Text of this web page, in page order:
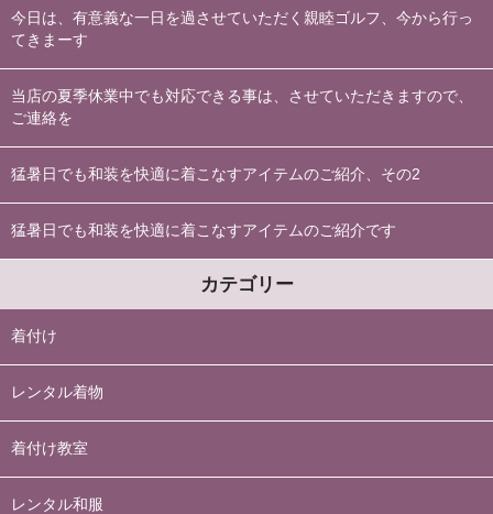
今日は、有意義な一日を過させていただく親睦ゴルフ、今から行っ
てきまーす
当店の夏季休業中でも対応できる事は、させていただきますので、
ご連絡を
猛暑日でも和装を快適に着こなすアイテムのご紹介、その2
猛暑日でも和装を快適に着こなすアイテムのご紹介です
カテゴリー
着付け
レンタル着物
着付け教室
レンタル和服